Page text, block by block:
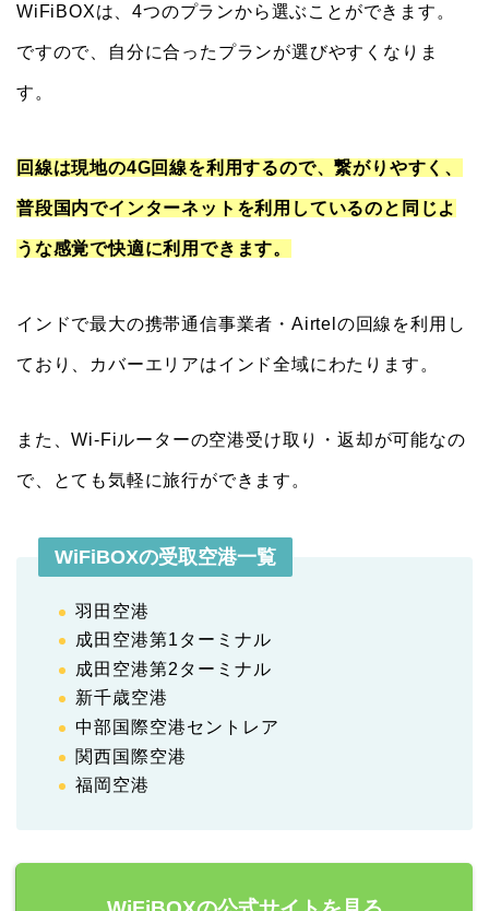
WiFiBOXは、4つのプランから選ぶことができます。
ですので、自分に合ったプランが選びやすくなりま
す。
回線は現地の4G回線を利用するので、繋がりやすく、
普段国内でインターネットを利用しているのと同じよ
うな感覚で快適に利用できます。
インドで最大の携帯通信事業者・Airtelの回線を利用し
ており、カバーエリアはインド全域にわたります。
また、Wi-Fiルーターの空港受け取り・返却が可能なの
で、とても気軽に旅行ができます。
WiFiBOXの受取空港一覧
羽田空港
成田空港第1ターミナル
成田空港第2ターミナル
新千歳空港
中部国際空港セントレア
関西国際空港
福岡空港